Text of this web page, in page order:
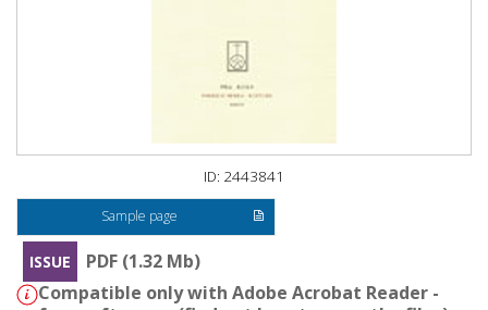
ID: 2443841
Sample page
ISSUE
PDF (1.32 Mb)
Compatible only with Adobe Acrobat Reader -